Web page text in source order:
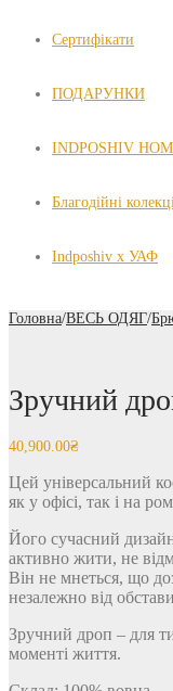
Сертифікати
ПОДАРУНКИ
INDPOSHIV
Благодійні
Indposhiv x УАФ
Головна/ВЕСЬ ОДЯГ/
Зручний
40,900.00₴
Цей універсальний
як у офісі, так і на
Його сучасний
активно жити, не
Він не мнеться, що
незалежно від
Зручний дроп – для
моменті життя.